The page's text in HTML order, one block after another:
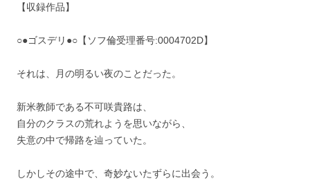
【収録作品】
○●ゴスデリ●○【ソフ倫受理番号:0004702D】
それは、月の明るい夜のことだった。
新米教師である不可咲貴路は、
自分のクラスの荒れようを思いながら、
失意の中で帰路を辿っていた。
しかしその途中で、奇妙ないたずらに出会う。